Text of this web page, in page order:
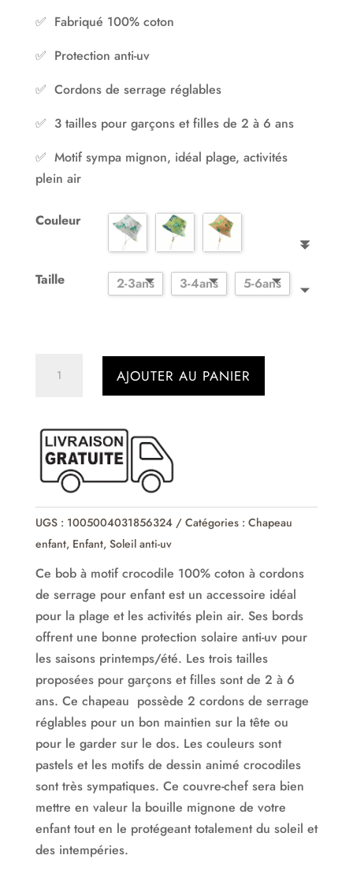
✅ Fabriqué 100% coton
✅ Protection anti-uv
✅ Cordons de serrage réglables
✅ 3 tailles pour garçons et filles de 2 à 6 ans
✅ Motif sympa mignon, idéal plage, activités
plein air
Couleur
Taille 2-3ans 3-4ans 5-6ans
enfant
crocodiles
avec
cordons
de
AJOUTER AU PANIER
UGS : 1005004031856324 Catégories : Chapeau
enfant, Enfant, Soleil anti-uv
Ce bob à motif crocodile 100% coton à cordons
de serrage pour enfant est un accessoire idéal
pour la plage et les activités plein air. Ses bords
offrent une bonne protection solaire anti-uv pour
les saisons printemps/été. Les trois tailles
proposées pour garçons et filles sont de 2 à 6
ans. Ce chapeau possède 2 cordons de serrage
réglables pour un bon maintien sur la tête ou
pour le garder sur le dos. Les couleurs sont
pastels et les motifs de dessin animé crocodiles
sont très sympatiques. Ce couvre-chef sera bien
mettre en valeur la bouille mignone de votre
enfant tout en le protégeant totalement du soleil et
des intempéries.